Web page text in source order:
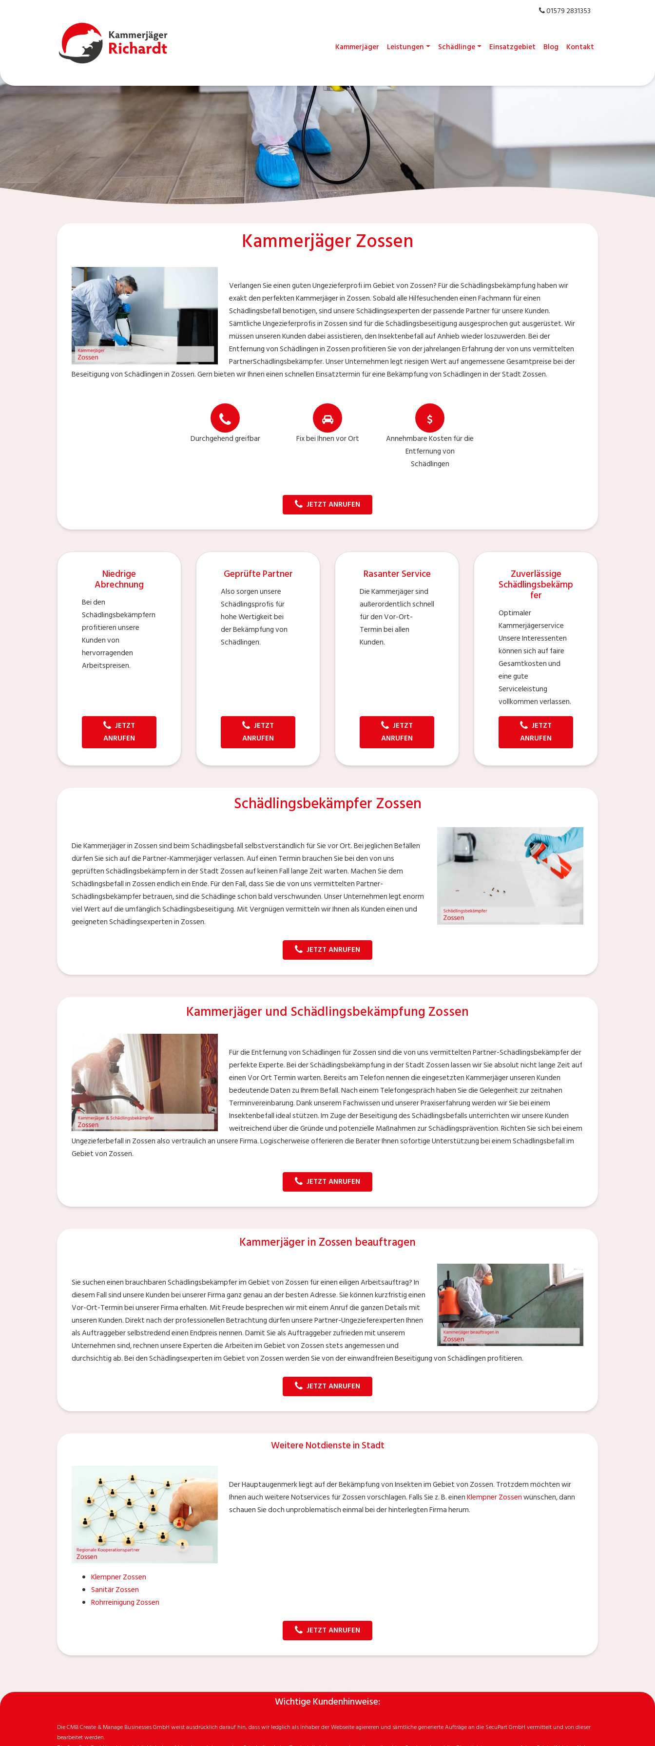
01579 2831353
Kammerjäger Leistungen Schädlinge Einsatzgebiet Blog Kontakt
Kammerjäger Zossen
Verlangen Sie einen guten Ungezieferprofi im Gebiet von Zossen? Für die Schädlingsbekämpfung haben wir
exakt den perfekten Kammerjäger in Zossen. Sobald alle Hilfesuchenden einen Fachmann für einen
Schädlingsbefall benotigen, sind unsere Schädlingsexperten der passende Partner für unsere Kunden.
Sämtliche Ungezieferprofis in Zossen sind für die Schädlingsbeseitigung ausgesprochen gut ausgerüstet. Wir
müssen unseren Kunden dabei assistieren, den Insektenbefall auf Anhieb wieder loszuwerden. Bei der
Entfernung von Schädlingen in Zossen profitieren Sie von der jahrelangen Erfahrung der von uns vermittelten
PartnerSchädlingsbekämpfer. Unser Unternehmen legt riesigen Wert auf angemessene Gesamtpreise bei der
Beseitigung von Schädlingen in Zossen. Gern bieten wir Ihnen einen schnellen Einsatztermin für eine Bekämpfung von Schädlingen in der Stadt Zossen.
Durchgehend greifbar Fix bei Ihnen vor Ort
Annehmbare Kosten für die
Entfernung von
Schädlingen
JETZT ANRUFEN
Niedrige
Abrechnung
Bei den
Schädlingsbekämpfern
profitieren unsere
Kunden von
hervorragenden
Arbeitspreisen.
JETZT
ANRUFEN
Geprüfte Partner
Also sorgen unsere
Schädlingsprofis für
hohe Wertigkeit bei
der Bekämpfung von
Schädlingen.
JETZT
ANRUFEN
Rasanter Service
Die Kammerjäger sind
außerordentlich schnell
für den Vor-Ort-
Termin bei allen
Kunden.
JETZT
ANRUFEN
Zuverlässige
Schädlingsbekämp
fer
Optimaler
Kammerjägerservice
Unsere Interessenten
können sich auf faire
Gesamtkosten und
eine gute
Serviceleistung
vollkommen verlassen.
JETZT
ANRUFEN
Schädlingsbekämpfer Zossen
Die Kammerjäger in Zossen sind beim Schädlingsbefall selbstverständlich für Sie vor Ort. Bei jeglichen Befällen
dürfen Sie sich auf die Partner-Kammerjäger verlassen. Auf einen Termin brauchen Sie bei den von uns
geprüften Schädlingsbekämpfern in der Stadt Zossen auf keinen Fall lange Zeit warten. Machen Sie dem
Schädlingsbefall in Zossen endlich ein Ende. Für den Fall, dass Sie die von uns vermittelten Partner-
Schädlingsbekämpfer betrauen, sind die Schädlinge schon bald verschwunden. Unser Unternehmen legt enorm
viel Wert auf die umfänglich Schädlingsbeseitigung. Mit Vergnügen vermitteln wir Ihnen als Kunden einen und
geeigneten Schädlingsexperten in Zossen.
JETZT ANRUFEN
Kammerjäger und Schädlingsbekämpfung Zossen
Für die Entfernung von Schädlingen für Zossen sind die von uns vermittelten Partner-Schädlingsbekämpfer der
perfekte Experte. Bei der Schädlingsbekämpfung in der Stadt Zossen lassen wir Sie absolut nicht lange Zeit auf
einen Vor Ort Termin warten. Bereits am Telefon nennen die eingesetzten Kammerjäger unseren Kunden
bedeutende Daten zu Ihrem Befall. Nach einem Telefongespräch haben Sie die Gelegenheit zur zeitnahen
Terminvereinbarung. Dank unserem Fachwissen und unserer Praxiserfahrung werden wir Sie bei einem
Insektenbefall ideal stützen. Im Zuge der Beseitigung des Schädlingsbefalls unterrichten wir unsere Kunden
weitreichend über die Gründe und potenzielle Maßnahmen zur Schädlingsprävention. Richten Sie sich bei einem
Ungezieferbefall in Zossen also vertraulich an unsere Firma. Logischerweise offerieren die Berater Ihnen sofortige Unterstützung bei einem Schädlingsbefall im
Gebiet von Zossen.
JETZT ANRUFEN
Kammerjäger in Zossen beauftragen
Sie suchen einen brauchbaren Schädlingsbekämpfer im Gebiet von Zossen für einen eiligen Arbeitsauftrag? In
diesem Fall sind unsere Kunden bei unserer Firma ganz genau an der besten Adresse. Sie können kurzfristig einen
Vor-Ort-Termin bei unserer Firma erhalten. Mit Freude besprechen wir mit einem Anruf die ganzen Details mit
unseren Kunden. Direkt nach der professionellen Betrachtung dürfen unsere Partner-Ungezieferexperten Ihnen
als Auftraggeber selbstredend einen Endpreis nennen. Damit Sie als Auftraggeber zufrieden mit unserem
Unternehmen sind, rechnen unsere Experten die Arbeiten im Gebiet von Zossen stets angemessen und
durchsichtig ab. Bei den Schädlingsexperten im Gebiet von Zossen werden Sie von der einwandfreien Beseitigung von Schädlingen profitieren.
JETZT ANRUFEN
Weitere Notdienste in Stadt
Der Hauptaugenmerk liegt auf der Bekämpfung von Insekten im Gebiet von Zossen. Trotzdem möchten wir
Ihnen auch weitere Notservices für Zossen vorschlagen. Falls Sie z. B. einenKlempner Zossenwünschen, dann
schauen Sie doch unproblematisch einmal bei der hinterlegten Firma herum.
Klempner Zossen
Sanitär Zossen
Rohrreinigung Zossen
JETZT ANRUFEN
Wichtige Kundenhinweise:
Die CMB Create & Manage Businesses GmbH weist ausdrücklich darauf hin, dass wir ledglich als Inhaber der Webseite agiereren und sämtliche generierte Aufträge an die SecuPart GmbH vermittelt und von dieser
bearbeitet werden.